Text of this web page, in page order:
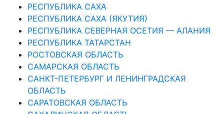
РЕСПУБЛИКА САХА
РЕСПУБЛИКА САХА (ЯКУТИЯ)
РЕСПУБЛИКА СЕВЕРНАЯ ОСЕТИЯ — АЛАНИЯ
РЕСПУБЛИКА ТАТАРСТАН
РОСТОВСКАЯ ОБЛАСТЬ
САМАРСКАЯ ОБЛАСТЬ
САНКТ-ПЕТЕРБУРГ И ЛЕНИНГРАДСКАЯ
ОБЛАСТЬ
САРАТОВСКАЯ ОБЛАСТЬ